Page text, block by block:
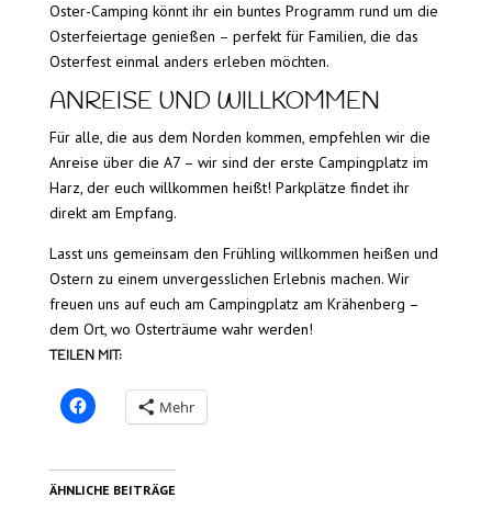
Oster-Camping könnt ihr ein buntes Programm rund um die
Osterfeiertage genießen – perfekt für Familien, die das
Osterfest einmal anders erleben möchten.
ANREISE UND WILLKOMMEN
Für alle, die aus dem Norden kommen, empfehlen wir die
Anreise über die A7 – wir sind der erste Campingplatz im
Harz, der euch willkommen heißt! Parkplätze findet ihr
direkt am Empfang.
Lasst uns gemeinsam den Frühling willkommen heißen und
Ostern zu einem unvergesslichen Erlebnis machen. Wir
freuen uns auf euch am Campingplatz am Krähenberg –
dem Ort, wo Osterträume wahr werden!
TEILEN MIT:
Mehr
ÄHNLICHE BEITRÄGE